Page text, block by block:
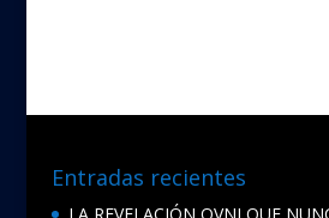
Entradas recientes